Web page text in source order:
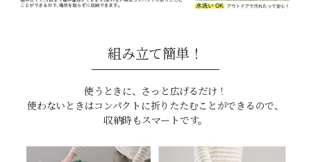
組み立て簡単！
使うときに、さっと広げるだけ！
使わないときはコンパクトに折りたたむことができるので、
収納時もスマートです。